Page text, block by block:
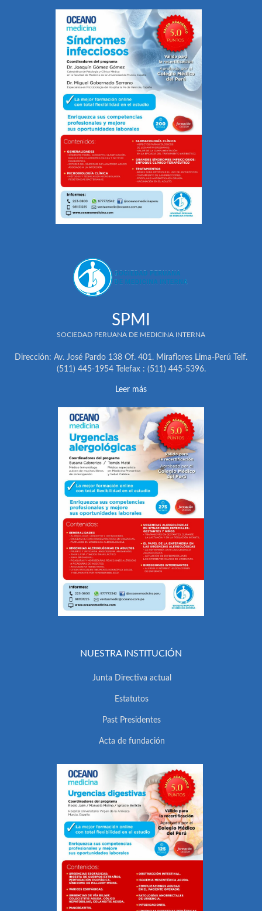
SPMI
SOCIEDAD PERUANA DE MEDICINA INTERNA
Dirección: Av. José Pardo 138 Of. 401. Miraflores Lima-Perú Telf.
(511) 445-1954 Telefax : (511) 445-5396.
Leer más
NUESTRA INSTITUCIÓN
Junta Directiva actual
Estatutos
Past Presidentes
Acta de fundación